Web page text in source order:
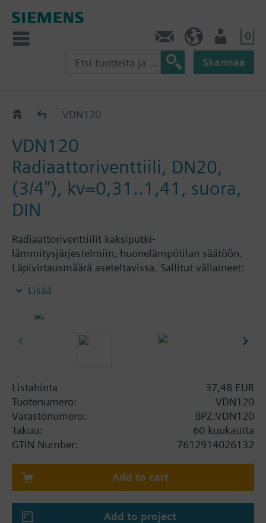
0
Skannaa
VDN1..VDN120
VDN120
Radiaattoriventtiili, DN20,
(3/4"), kv=0,31..1,41, suora,
DIN
Radiaattoriventtiilit kaksiputki-
lämmitysjärjestelmiin, huonelämpötilan säätöön.
Läpivirtausmäärä aseteltavissa. Sallitut väliaineet:
Vesi (VDI 2035:n mukaan), vesi jossa
jäätymissuoja-ainetta
Lisätietoa
The valves can be combined with Siemens
Lisää
Listahinta
37,48 EUR
Tuotenumero:
VDN120
Varastonumero:
BPZ:VDN120
Takuu:
60 kuukautta
GTIN Number:
7612914026132
Add to cart
Add to project